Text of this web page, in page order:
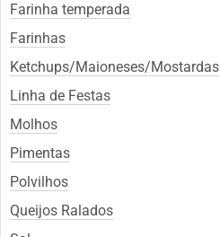
Farinha temperada
Farinhas
Ketchups/Maioneses/Mostardas
Linha de Festas
Molhos
Pimentas
Polvilhos
Queijos Ralados